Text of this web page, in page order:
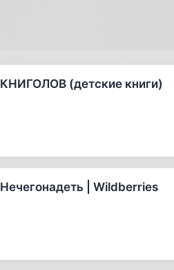
КНИГОЛОВ (детские книги)
Нечегонадеть | Wildberries